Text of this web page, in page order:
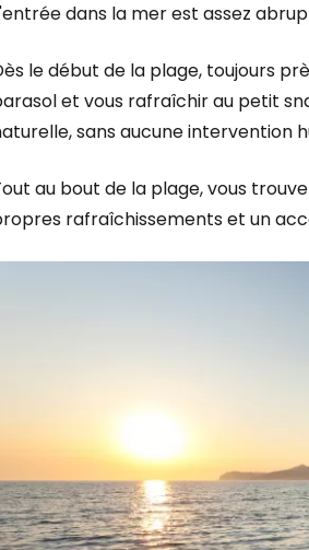
dans la mer est assez
le début de la plage, toujours
et vous rafraîchir au petit
sans aucune intervention
au bout de la plage, vous
rafraîchissements et un
Se